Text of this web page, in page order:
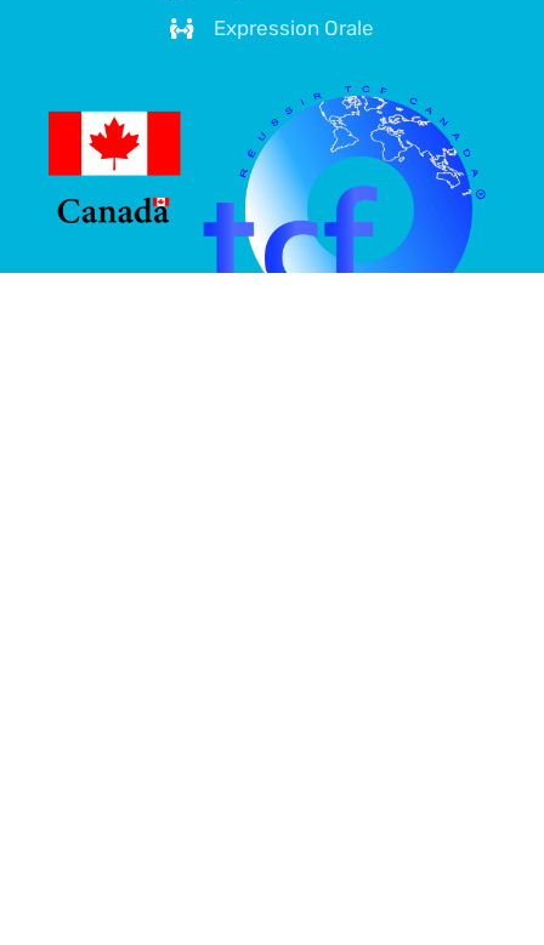
Expression Orale